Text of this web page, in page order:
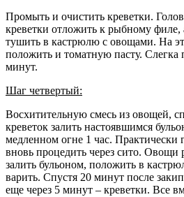
Промыть и очистить креветки.
креветки отложить к рыбному филе,
тушить в кастрюлю с овощами. На
положить и томатную пасту.
минут.
Шаг четвертый:
Восхитительную смесь из овощей,
креветок залить настоявшимся
медленном огне 1 час. Практически
вновь процедить через сито. Овощи
залить бульоном, положить в
варить. Спустя 20 минут после
еще через 5 минут – креветки. Все